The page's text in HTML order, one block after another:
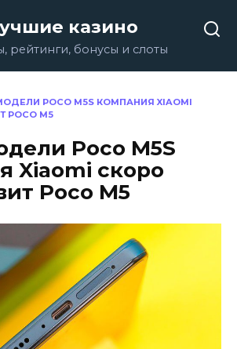
казино
рейтинги, бонусы и слоты
POCO M5S КОМПАНИЯ XIAOMI
M5
Poco M5S
Xiaomi скоро
Poco M5